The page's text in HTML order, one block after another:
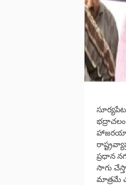
ప్రధాన
సాగు
మాత్రమే